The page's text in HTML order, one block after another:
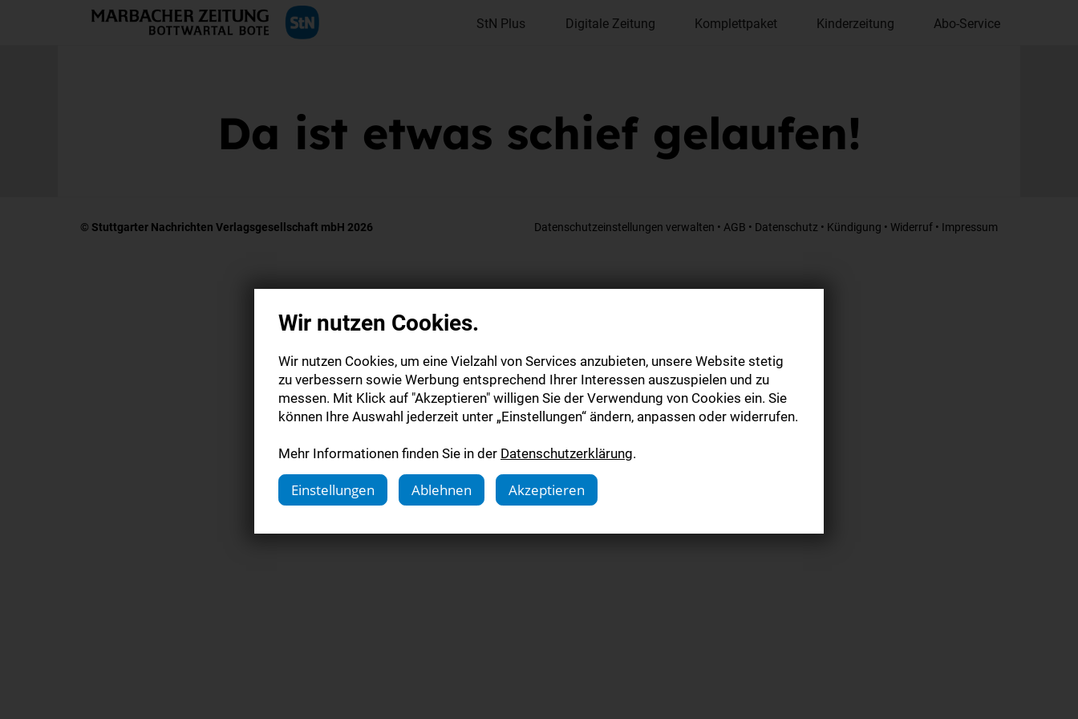
StN Plus Digitale Zeitung Komplettpaket Kinderzeitung Abo-Service
Da ist etwas schief gelaufen!
© Stuttgarter Nachrichten Verlagsgesellschaft mbH 2026 Datenschutzeinstellungen verwalten • AGB • Datenschutz • Kündigung • Widerruf • Impressum
Wir nutzen Cookies.
Wir nutzen Cookies, um eine Vielzahl von Services anzubieten, unsere Website stetig
zu verbessern sowie Werbung entsprechend Ihrer Interessen auszuspielen und zu
messen. Mit Klick auf "Akzeptieren" willigen Sie der Verwendung von Cookies ein. Sie
können Ihre Auswahl jederzeit unter „Einstellungen“ ändern, anpassen oder widerrufen.
Mehr Informationen finden Sie in der Datenschutzerklärung.
Einstellungen
Ablehnen Akzeptieren